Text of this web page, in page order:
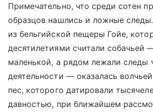
Примечательно, что среди сотен
образцов нашлись и ложные
из бельгийской пещеры Гойе,
десятилетиями считали собачьей
маленькой, а рядом лежали следы
деятельности — оказалась
пес, которого датировали
давностью, при ближайшем